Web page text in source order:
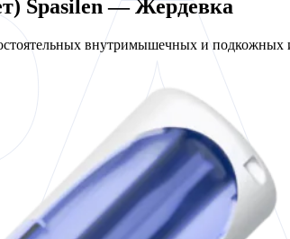
Spasilen — Жердевка
внутримышечных и